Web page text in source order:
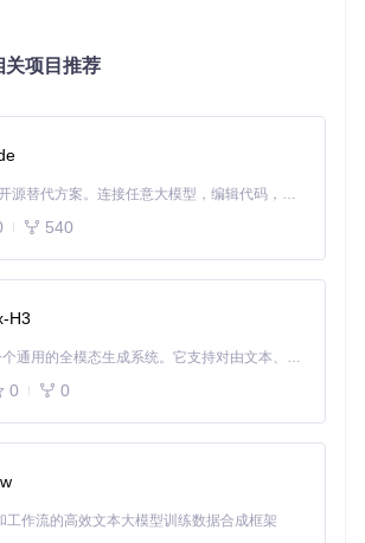
用户留存率的关键环节，Lottie动画能够以
示应用功能，比传统静态图片+文字说明的
图
关项目推荐
Claude Code 的开源替代方案。连接任意大模型，编辑代码，运行命令，自动验证 — 全自动执行。用 Rust 构建，极致性能。 ｜ An open-source alternative to Claude Code. Connect any LLM, edit code, run commands, and verify changes — autonomously. Built in Rust for speed. Get Started
540
H3
MiniMax H3 是一个通用的全模态生成系统。它支持对由文本、图像、视频和音频组成的多模态上下文进行统一理解，并能生成分辨率高达 2K、时长可达 15 秒的带原生立体声音频的视频。得益于面向任务泛化的系统设计，H3 在预训练阶段就已具备广泛的多模态上下文理解与生成能力，能够出色地执行复杂的多模态指令。
0 0
工作流的高效文本大模型训练数据合成框架